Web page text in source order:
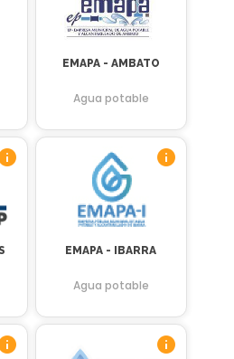
EMAPA - AMBATO
Agua potable
EMAPA - IBARRA
Agua potable